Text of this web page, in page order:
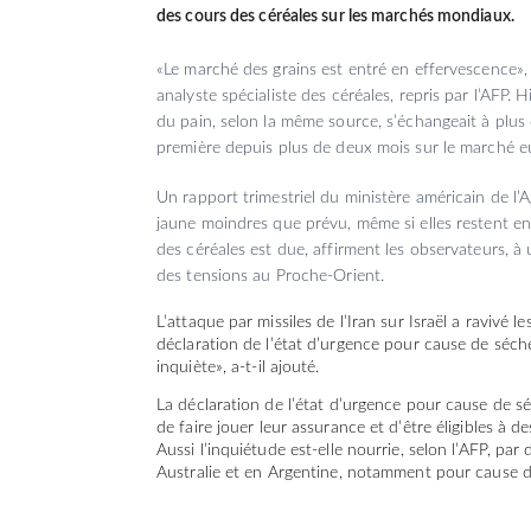
des cours des céréales sur les marchés mondiaux.
«Le marché des grains est entré en
analyste spécialiste des céréales, repris par l’AFP.
du pain, selon la même source, s’échangeait à
première depuis plus de deux mois sur le marché
Un rapport trimestriel du ministère américain de
jaune moindres que prévu, même si elles restent
des céréales est due, affirment les observateurs,
des tensions au Proche-Orient.
L’attaque par missiles de l’Iran sur Israël a ravivé
déclaration de l’état d’urgence pour cause de
inquiète», a-t-il ajouté.
La déclaration de l’état d’urgence pour cause de
de faire jouer leur assurance et d’être éligibles à
Aussi l’inquiétude est-elle nourrie, selon l’AFP,
Australie et en Argentine, notamment pour cause